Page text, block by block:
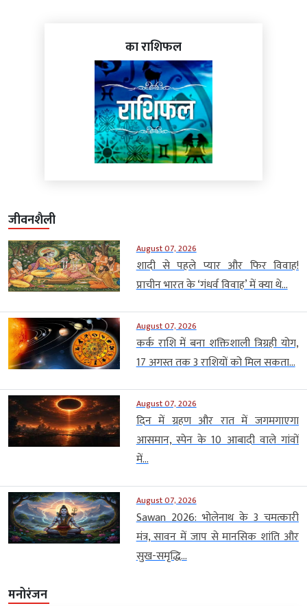
का राशिफल
जीवनशैली
August 07, 2026
शादी से पहले प्यार और फिर विवाह!
प्राचीन भारत के ‘गंधर्व विवाह’ में क्या थे...
August 07, 2026
कर्क राशि में बना शक्तिशाली त्रिग्रही योग,
17 अगस्त तक 3 राशियों को मिल सकता...
August 07, 2026
दिन में ग्रहण और रात में जगमगाएगा
आसमान, स्पेन के 10 आबादी वाले गांवों
में...
August 07, 2026
Sawan 2026: भोलेनाथ के 3 चमत्कारी
मंत्र, सावन में जाप से मानसिक शांति और
सुख-समृद्धि...
मनोरंजन